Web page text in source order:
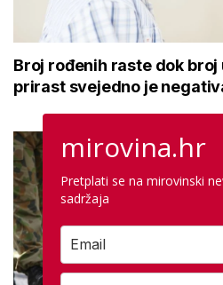
Broj rođenih raste dok
prirast svejedno je
mirovina.hr
Pretplati se na mirovinski
sadržaja